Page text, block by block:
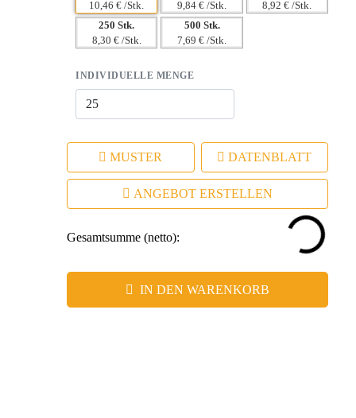
10,46 € /Stk.
9,84 € /Stk.
8,92 € /Stk.
250 Stk.
8,30 € /Stk.
500 Stk.
7,69 € /Stk.
INDIVIDUELLE MENGE
MUSTER DATENBLATT
ANGEBOT ERSTELLEN
Gesamtsumme (netto):
IN DEN WARENKORB